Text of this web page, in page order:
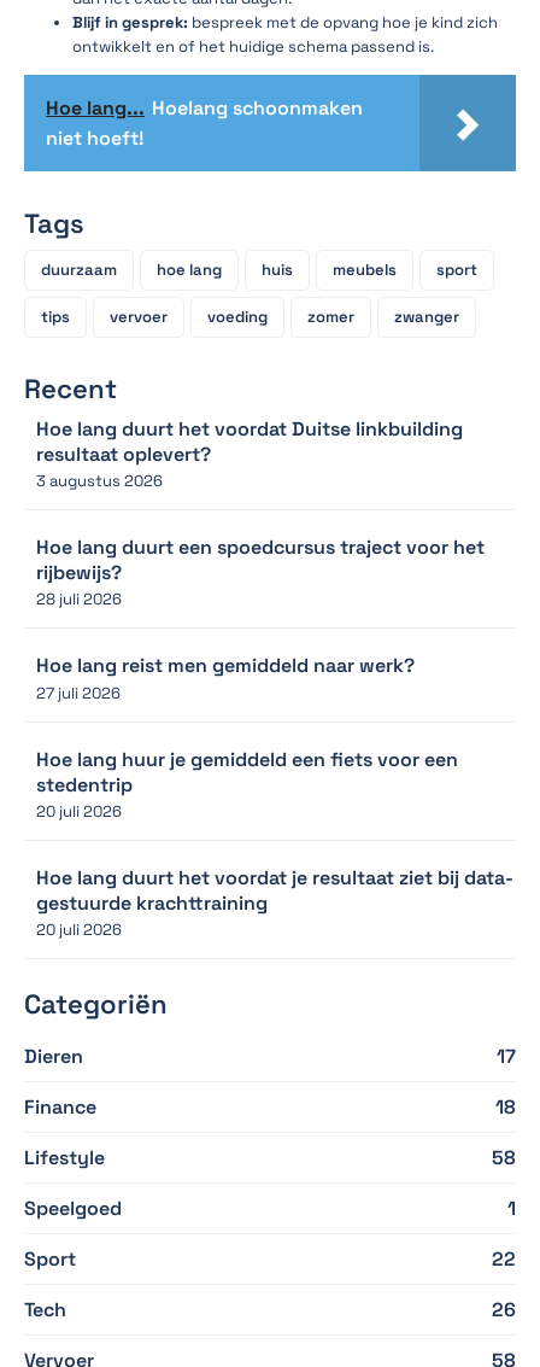
Blijf in gesprek: bespreek met de opvang hoe je kind zich
ontwikkelt en of het huidige schema passend is.
Hoe lang... Hoelang schoonmaken
niet hoeft!
Tags
duurzaam hoe lang huis meubels sport
tips vervoer voeding zomer zwanger
Recent
Hoe lang duurt het voordat Duitse linkbuilding
resultaat oplevert?
3 augustus 2026
Hoe lang duurt een spoedcursus traject voor het
rijbewijs?
28 juli 2026
Hoe lang reist men gemiddeld naar werk?
27 juli 2026
Hoe lang huur je gemiddeld een fiets voor een
stedentrip
20 juli 2026
Hoe lang duurt het voordat je resultaat ziet bij data-
gestuurde krachttraining
20 juli 2026
Categoriën
Dieren
17
Finance
18
Lifestyle
58
Speelgoed
1
Sport
22
Tech
26
Vervoer
58